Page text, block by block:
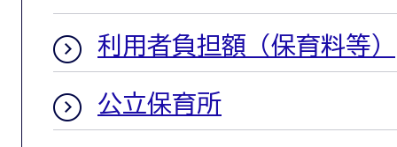
利用者負担額（保育料等）
公立保育所